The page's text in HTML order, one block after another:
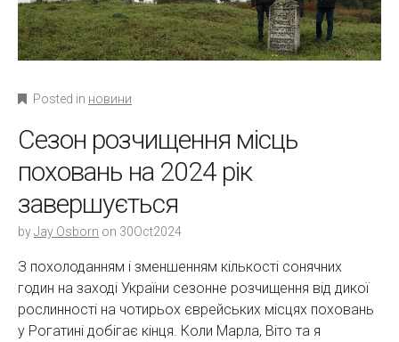
Posted in новини
Сезон розчищення місць
поховань на 2024 рік
завершується
byJay Osborn on 30Oct2024
З похолоданням і зменшенням кількості сонячних
годин на заході України сезонне розчищення від дикої
рослинності на чотирьох єврейських місцях поховань
у Рогатині добігає кінця. Коли Марла, Віто та я